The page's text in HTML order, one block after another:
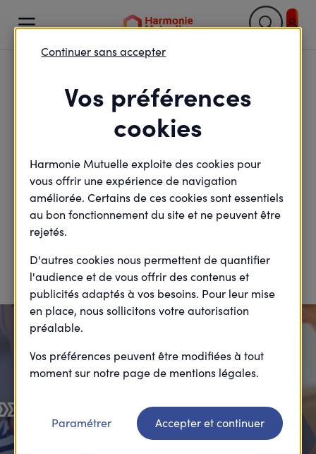

La perte d'un
proche
Vous êtes confronté au décès d'un membre de votre
famille ? A la tristesse, s'ajoutent des formalités
bénéficier de certaines aides. Harmonie Mutuelle est
à vos côtés pour vous guider et vous accompagner.
Harmonie Mutuelle
vous accompagne
Vos préférences
cookies
Harmonie Mutuelle exploite des cookies pour
vous offrir une expérience de navigation
améliorée. Certains de ces cookies sont essentiels
au bon fonctionnement du site et ne peuvent être
rejetés.
D'autres cookies nous permettent de quantifier
l'audience et de vous offrir des contenus et
publicités adaptés à vos besoins. Pour leur mise
en place, nous sollicitons votre autorisation
préalable.
Vos préférences peuvent être modifiées à tout
moment sur notre page de mentions légales.
Continuer sans accepter
Paramétrer Accepter et continuer